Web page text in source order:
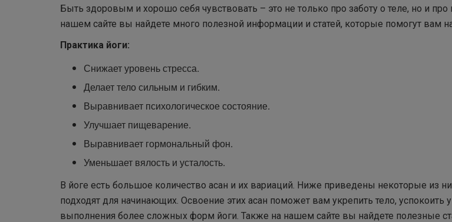
Быть здоровым и хорошо себя чувствовать – это не только про заботу о теле, но и
нашем сайте вы найдете много полезной информации и статей, которые помогут вам
Практика йоги:
Снижает уровень стресса.
Делает тело сильным и гибким.
Выравнивает психологическое состояние.
Улучшает пищеварение.
Выравнивает гормональный фон.
Уменьшает вялость и усталость.
В йоге есть большое количество асан и их вариаций. Ниже приведены некоторые из
подходят для начинающих. Освоение этих асан поможет вам укрепить тело, успокоить
выполнения более сложных форм йоги. Также на нашем сайте вы найдете полезные